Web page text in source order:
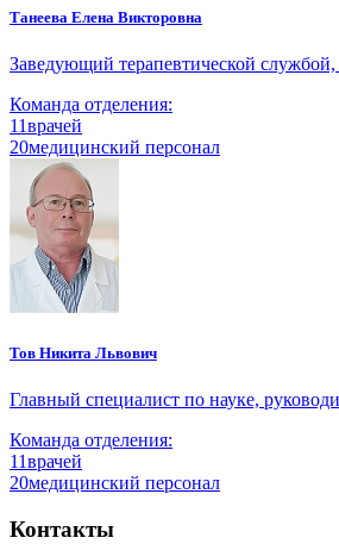
Танеева Елена Викторовна
Заведующий терапевтической
Команда отделения:
11врачей
20медицинский персонал
Тов Никита Львович
Главный специалист по науке,
Команда отделения:
11врачей
20медицинский персонал
Контакты